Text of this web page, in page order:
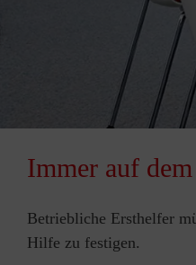
Immer auf
Betriebliche Ersthelfer
Hilfe zu festigen.